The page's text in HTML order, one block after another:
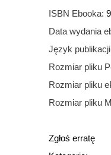
ISBN Ebooka:
Data wydania
Język
Rozmiar pliku
Rozmiar pliku
Rozmiar pliku
Zgłoś erratę